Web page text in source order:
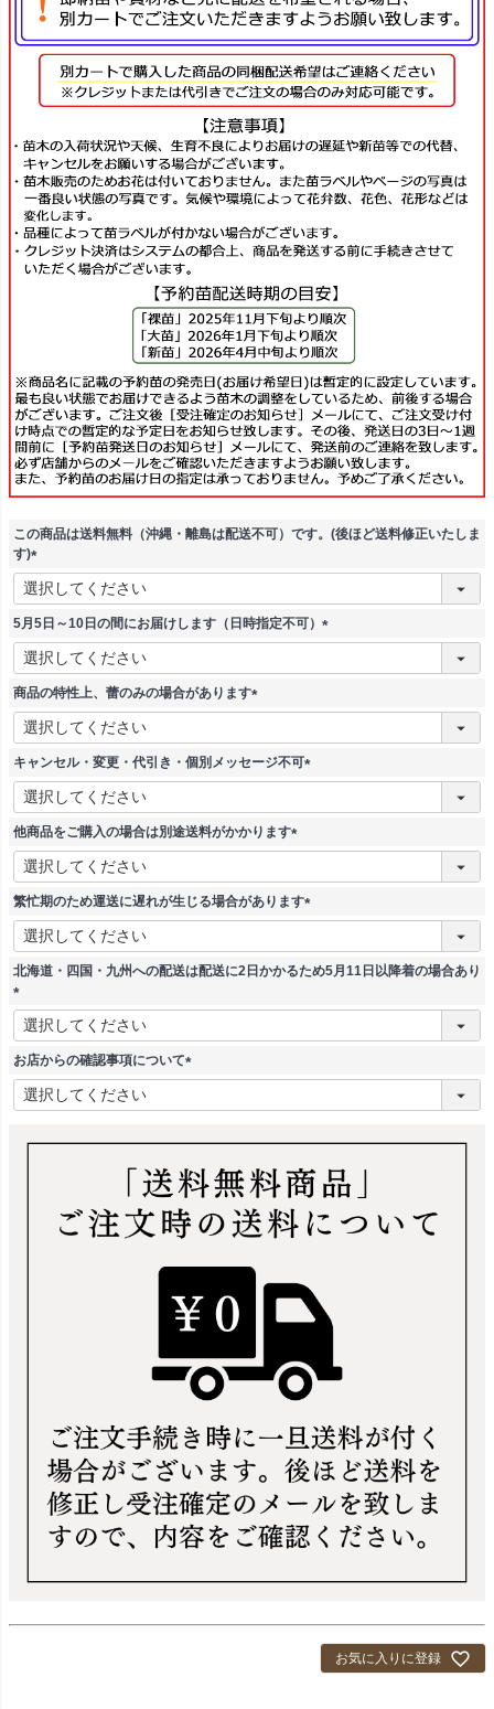
この商品は送料無料（沖縄・離島は配送不可）です。(後ほど送料修正いたしま
す)
(
必
須
5月5日～10日の間にお届けします（日時指定不可）
(
商品の特性上、蕾のみの場合があります
(
須
キャンセル・変更・代引き・個別メッセージ不可
(
他商品をご購入の場合は別途送料がかかります
(
須
繁忙期のため運送に遅れが生じる場合があります
(
須
北海道・四国・九州への配送は配送に2日かかるため5月11日以降着の場合あり
(
必
須
お店からの確認事項について
(
)
お気に入りに登録